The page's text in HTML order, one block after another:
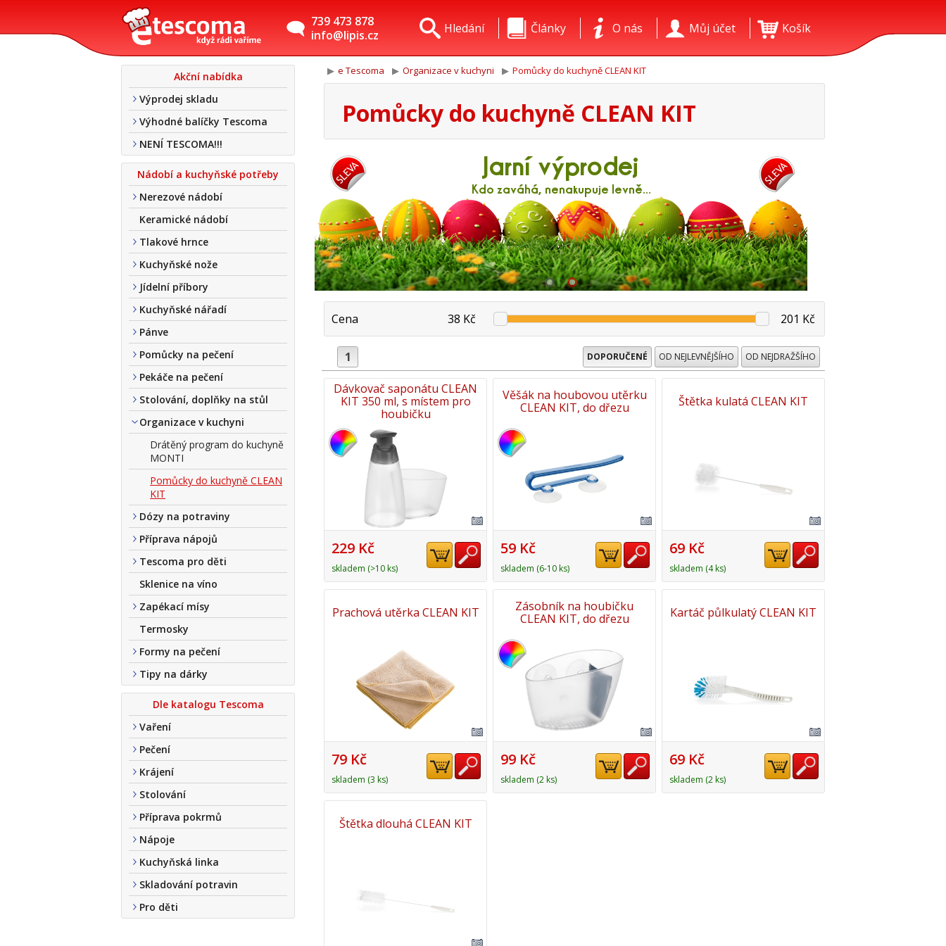
739 473 878
info@lipis.cz
Košík
Můj účet
O nás
Články
Hledání
Akční nabídka
Výprodej skladu
Výhodné balíčky Tescoma
NENÍ TESCOMA!!!
Nádobí a kuchyňské potřeby
Nerezové nádobí
Keramické nádobí
Tlakové hrnce
Kuchyňské nože
Jídelní příbory
Kuchyňské nářadí
Pánve
Pomůcky na pečení
Pekáče na pečení
Stolování, doplňky na stůl
Organizace v kuchyni
Drátěný program do kuchyně
MONTI
Pomůcky do kuchyně CLEAN
KIT
Dózy na potraviny
Příprava nápojů
Tescoma pro děti
Sklenice na víno
Zapékací mísy
Termosky
Formy na pečení
Tipy na dárky
Dle katalogu Tescoma
Vaření
Pečení
Krájení
Stolování
Příprava pokrmů
Nápoje
Kuchyňská linka
Skladování potravin
Pro děti
e Tescoma Organizace v kuchyni Pomůcky do kuchyně CLEAN KIT
Pomůcky do kuchyně CLEAN KIT
Cena 38 Kč 201 Kč
1 DOPORUČENÉ OD NEJLEVNĚJŠÍHO OD NEJDRAŽŠÍHO
Dávkovač saponátu CLEAN
KIT 350 ml, s místem pro
houbičku
229 Kč
skladem (>10 ks)
Věšák na houbovou utěrku
CLEAN KIT, do dřezu
59 Kč
skladem (6-10 ks)
Štětka kulatá CLEAN KIT
69 Kč
skladem (4 ks)
Prachová utěrka CLEAN KIT
79 Kč
skladem (3 ks)
Zásobník na houbičku
CLEAN KIT, do dřezu
99 Kč
skladem (2 ks)
Kartáč půlkulatý CLEAN KIT
69 Kč
skladem (2 ks)
Štětka dlouhá CLEAN KIT